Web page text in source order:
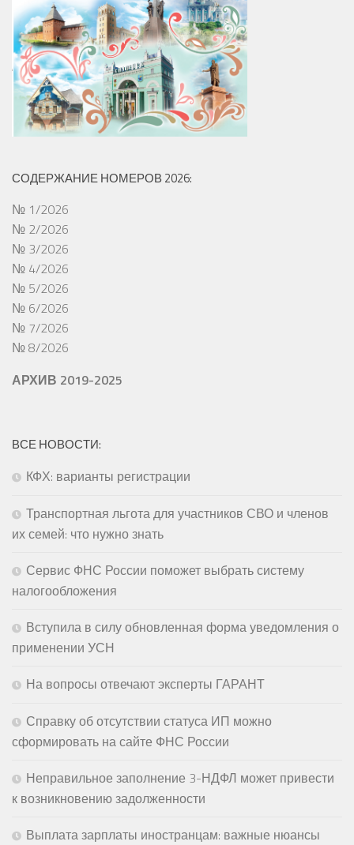
СОДЕРЖАНИЕ НОМЕРОВ 2026:
№ 1/2026
№ 2/2026
№ 3/2026
№ 4/2026
№ 5/2026
№ 6/2026
№ 7/2026
№ 8/2026
АРХИВ 2019-2025
ВСЕ НОВОСТИ:
КФХ: варианты регистрации
Транспортная льгота для участников СВО и членов
их семей: что нужно знать
Сервис ФНС России поможет выбрать систему
налогообложения
Вступила в силу обновленная форма уведомления о
применении УСН
На вопросы отвечают эксперты ГАРАНТ
Справку об отсутствии статуса ИП можно
сформировать на сайте ФНС России
Неправильное заполнение 3-НДФЛ может привести
к возникновению задолженности
Выплата зарплаты иностранцам: важные нюансы